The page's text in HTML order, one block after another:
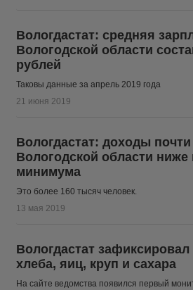
Вологдастат: средняя
Вологодской области
рублей
Таковы данные за апрель 2019 года
21 июня 2019
Вологдастат: доходы
Вологодской области ниже
минимума
Это более 160 тысяч человек.
13 мая 2019
Вологдастат
хлеба, яиц, круп и сахара
На сайте ведомства появился первый